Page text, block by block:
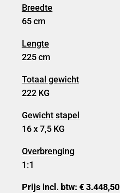
Breedte
65 cm
Lengte
225 cm
Totaal gewicht
222 KG
Gewicht stapel
16 x 7,5 KG
Overbrenging
1:1
Prijs incl. btw: € 3.448,50